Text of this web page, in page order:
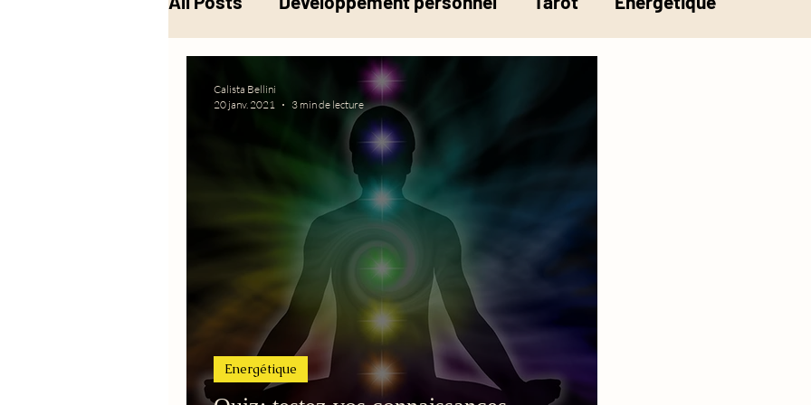
Alchimie
Energétique
Calista Bellini
20 janv. 2021
3 min de lecture